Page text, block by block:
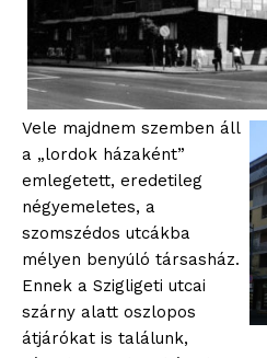
Vele majdnem szemben áll
a „lordok házaként”
emlegetett, eredetileg
négyemeletes, a
szomszédos utcákba
mélyen benyúló társasház.
Ennek a Szigligeti utcai
szárny alatt oszlopos
átjárókat is találunk,